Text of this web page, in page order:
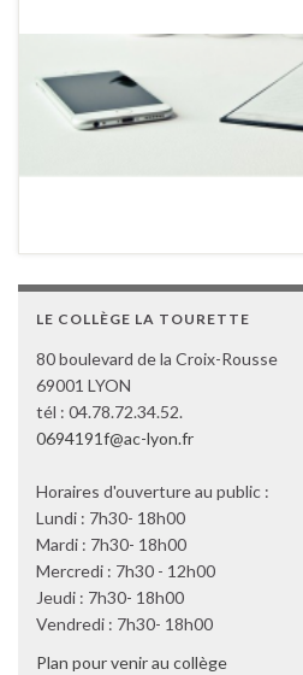
LE COLLÈGE LA TOURETTE
80 boulevard de la Croix-Rousse
69001 LYON
tél : 04.78.72.34.52.
0694191f@ac-lyon.fr
Horaires d'ouverture au public :
Lundi : 7h30- 18h00
Mardi : 7h30- 18h00
Mercredi : 7h30 - 12h00
Jeudi : 7h30- 18h00
Vendredi : 7h30- 18h00
Plan pour venir au collège